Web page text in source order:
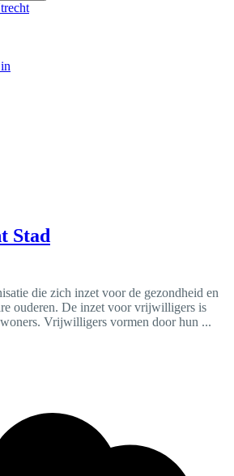
Stad
die zich inzet voor de gezondheid en
ouderen. De inzet voor vrijwilligers is
Vrijwilligers vormen door hun ...